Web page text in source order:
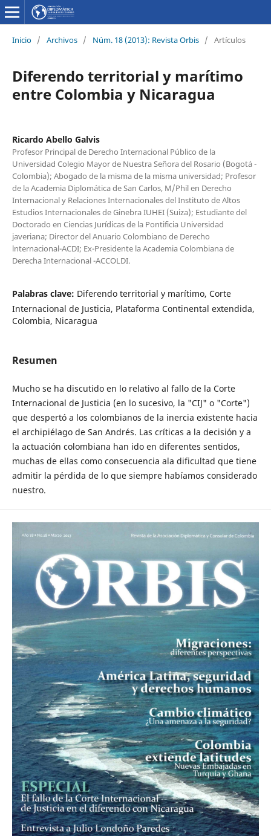
Inicio / Archivos / Núm. 18 (2013): Revista Orbis / Artículos
Diferendo territorial y marítimo
entre Colombia y Nicaragua
Ricardo Abello Galvis
Profesor Principal de Derecho Internacional Público de la
Universidad Colegio Mayor de Nuestra Señora del Rosario (Bogotá -
Colombia); Abogado de la misma de la misma universidad; Profesor
de la Academia Diplomática de San Carlos, M/Phil en Derecho
Internacional y Relaciones Internacionales del Instituto de Altos
Estudios Internacionales de Ginebra IUHEI (Suiza); Estudiante del
Doctorado en Ciencias Jurídicas de la Pontificia Universidad
javeriana; Director del Anuario Colombiano de Derecho
lnternacional-ACDI; Ex-Presidente la Academia Colombiana de
Derecha Internacional -ACCOLDI.
Palabras clave: Diferendo territorial y marítimo, Corte
Internacional de Justicia, Plataforma Continental extendida,
Colombia, Nicaragua
Resumen
Mucho se ha discutido en lo relativo al fallo de la Corte
Internacional de Justicia (en lo sucesivo, la "CIJ" o "Corte")
que despertó a los colombianos de la inercia existente hacia
el archipiélago de San Andrés. Las críticas a la decisión y a
la actuación colombiana han ido en diferentes sentidos,
muchas de ellas como consecuencia ala dificultad que tiene
admitir la pérdida de lo que siempre habíamos considerado
nuestro.